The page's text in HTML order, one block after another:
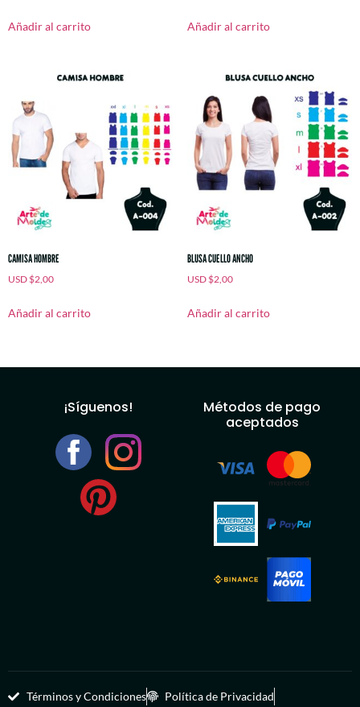
Añadir al carrito Añadir al carrito
CAMISA HOMBRE
USD $2,00
Añadir al carrito
BLUSA CUELLO ANCHO
USD $2,00
Añadir al carrito
¡Síguenos!
Métodos de pago
aceptados
Términos y Condiciones
Política de Privacidad